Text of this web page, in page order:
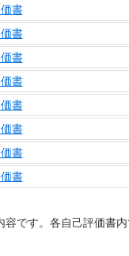
書
書
書
書
書
書
書
書
です。各自己評価書内